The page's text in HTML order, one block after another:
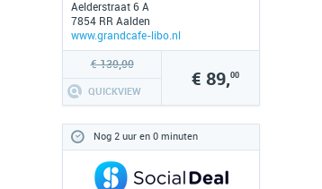
Aelderstraat 6 A
7854 RR Aalden
www.grandcafe-libo.nl
€ 130,00
QUICKVIEW
€ 89,00
Nog 2 uur en 0 minuten